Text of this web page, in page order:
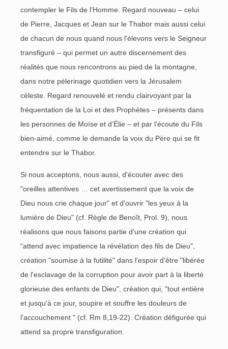
contempler le Fils de l'Homme. Regard nouveau – celui
de Pierre, Jacques et Jean sur le Thabor mais aussi celui
de chacun de nous quand nous l'élevons vers le Seigneur
transfiguré – qui permet un autre discernement des
réalités que nous rencontrons au pied de la montagne,
dans notre pèlerinage quotidien vers la Jérusalem
céleste. Regard renouvelé et rendu clairvoyant par la
fréquentation de la Loi et des Prophètes – présents dans
les personnes de Moïse et d’Élie – et par l'écoute du Fils
bien-aimé, comme le demande la voix du Père qui se fit
entendre sur le Thabor.
Si nous acceptons, nous aussi, d'écouter avec des
"oreilles attentives … cet avertissement que la voix de
Dieu nous crie chaque jour" et d'ouvrir "les yeux à la
lumière de Dieu" (cf. Règle de Benoît, Prol. 9), nous
réalisons que nous faisons partie d'une création qui
"attend avec impatience la révélation des fils de Dieu",
création "soumise à la futilité" dans l'espoir d'être "libérée
de l'esclavage de la corruption pour avoir part à la liberté
glorieuse des enfants de Dieu", création qui, "tout entière
et jusqu'à ce jour, soupire et souffre les douleurs de
l'accouchement " (cf. Rm 8,19-22). Création défigurée qui
attend sa propre transfiguration.